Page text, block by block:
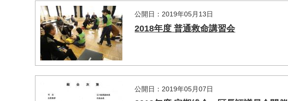
公開日：2019年05月13日
2018年度 普通救命講習会
公開日：2019年05月07日